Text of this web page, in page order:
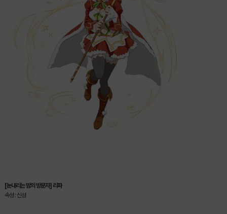
[눈내리는 밤의 방문자] 리파
속성 : 신성